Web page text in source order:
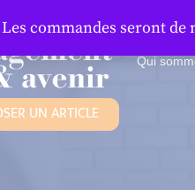
Qui
UN ARTICLE
Les commandes seront de